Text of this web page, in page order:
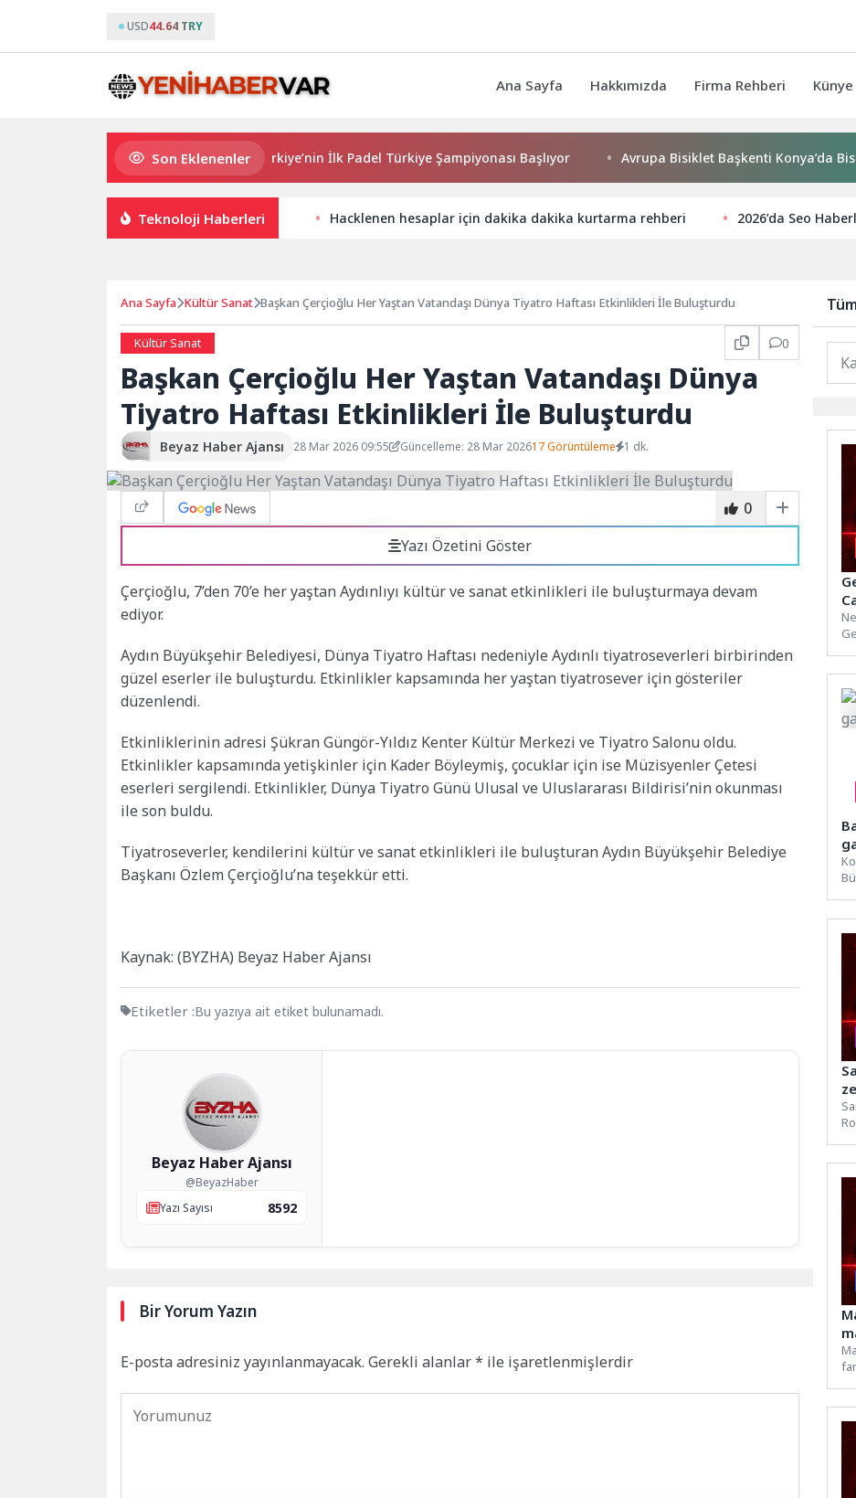
USD44.64 TRY
Ana Sayfa Hakkımızda Firma Rehberi Künye
Son Eklenenler
Türkiye Ana Sponsorluğunda Türkiye’nin İlk Padel Türkiye Şampiyonası Başlıyor Avrupa Bisiklet Başkenti Konya’da Bisiklet
Teknoloji Haberleri Hacklenen hesaplar için dakika dakika kurtarma rehberi 2026’da Seo
Ana Sayfa Kültür Sanat Başkan Çerçioğlu Her Yaştan Vatandaşı Dünya Tiyatro Haftası Etkinlikleri İle Buluşturdu
Kültür Sanat 0
Başkan Çerçioğlu Her Yaştan Vatandaşı Dünya
Tiyatro Haftası Etkinlikleri İle Buluşturdu
Beyaz Haber Ajansı 28 Mar 2026 09:55 Güncelleme: 28 Mar 202617 Görüntüleme 1 dk.
0
Yazı Özetini Göster
Çerçioğlu, 7’den 70’e her yaştan Aydınlıyı kültür ve sanat etkinlikleri ile buluşturmaya devam
ediyor.
Aydın Büyükşehir Belediyesi, Dünya Tiyatro Haftası nedeniyle Aydınlı tiyatroseverleri birbirinden
güzel eserler ile buluşturdu. Etkinlikler kapsamında her yaştan tiyatrosever için gösteriler
düzenlendi.
Etkinliklerinin adresi Şükran Güngör-Yıldız Kenter Kültür Merkezi ve Tiyatro Salonu oldu.
Etkinlikler kapsamında yetişkinler için Kader Böyleymiş, çocuklar için ise Müzisyenler Çetesi
eserleri sergilendi. Etkinlikler, Dünya Tiyatro Günü Ulusal ve Uluslararası Bildirisi’nin okunması
ile son buldu.
Tiyatroseverler, kendilerini kültür ve sanat etkinlikleri ile buluşturan Aydın Büyükşehir Belediye
Başkanı Özlem Çerçioğlu’na teşekkür etti.
Kaynak: (BYZHA) Beyaz Haber Ajansı
Etiketler :Bu yazıya ait etiket bulunamadı.
Beyaz Haber Ajansı
@BeyazHaber
Yazı Sayısı
8592
Bir Yorum Yazın
E-posta adresiniz yayınlanmayacak. Gerekli alanlar* ile işaretlenmişlerdir